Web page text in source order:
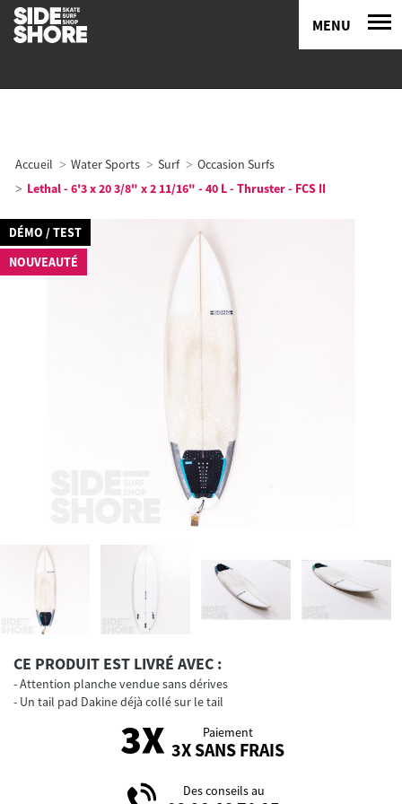
MENU
Accueil Water Sports Surf
Occasion Surfs
Lethal - 6'3 x 20 3/8" x 2 11/16" - 40 L - Thruster - FCS II
DÉMO / TEST
NOUVEAUTÉ
CE PRODUIT EST LIVRÉ AVEC :
Attention planche vendue sans dérives
Un tail pad Dakine déjà collé sur le tail
Paiement
3X SANS FRAIS
Des conseils au